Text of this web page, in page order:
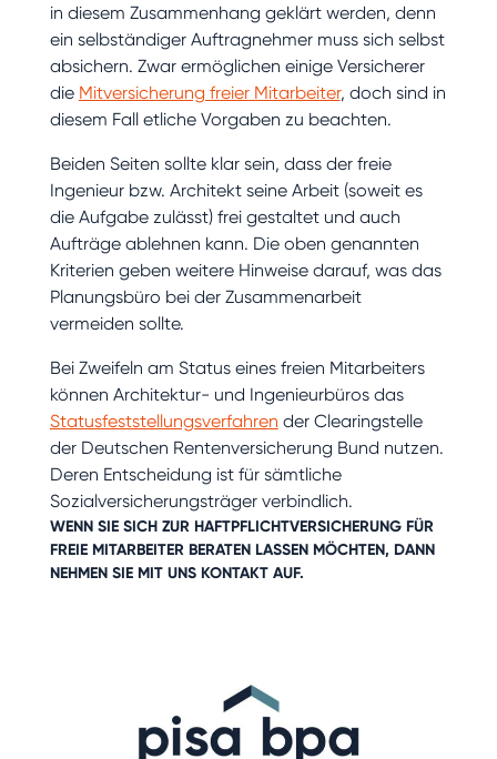
in diesem Zusammenhang geklärt werden, denn
ein selbständiger Auftragnehmer muss sich selbst
absichern. Zwar ermöglichen einige Versicherer
die Mitversicherung freier Mitarbeiter, doch sind in
diesem Fall etliche Vorgaben zu beachten.
Beiden Seiten sollte klar sein, dass der freie
Ingenieur bzw. Architekt seine Arbeit (soweit es
die Aufgabe zulässt) frei gestaltet und auch
Aufträge ablehnen kann. Die oben genannten
Kriterien geben weitere Hinweise darauf, was das
Planungsbüro bei der Zusammenarbeit
vermeiden sollte.
Bei Zweifeln am Status eines freien Mitarbeiters
können Architektur- und Ingenieurbüros das
Statusfeststellungsverfahren der Clearingstelle
der Deutschen Rentenversicherung Bund nutzen.
Deren Entscheidung ist für sämtliche
Sozialversicherungsträger verbindlich.
WENN SIE SICH ZUR HAFTPFLICHTVERSICHERUNGFÜR
FREIE MITARBEITER BERATEN LASSEN MÖCHTEN, DANN
NEHMEN SIE MIT UNSKONTAKTAUF.